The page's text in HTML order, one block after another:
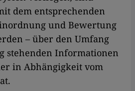
dem entsprechenden
und Bewertung
– über den Umfang
stehenden Informationen
in Abhängigkeit vom